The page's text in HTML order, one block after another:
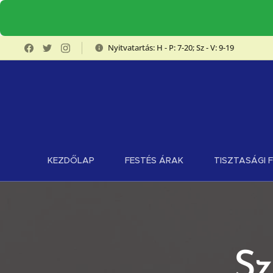
Nyitvatartás: H - P: 7-20; Sz - V: 9-19
KEZDŐLAP FESTÉS ÁRAK TISZTASÁGI